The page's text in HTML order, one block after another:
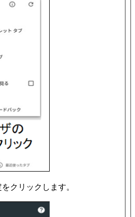
クリックします。